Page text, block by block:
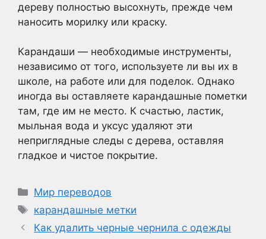
дереву полностью высохнуть, прежде чем
наносить морилку или краску.
Карандаши — необходимые инструменты,
независимо от того, используете ли вы их в
школе, на работе или для поделок. Однако
иногда вы оставляете карандашные пометки
там, где им не место. К счастью, ластик,
мыльная вода и уксус удаляют эти
неприглядные следы с дерева, оставляя
гладкое и чистое покрытие.
Рубрики
Мир переводов
Метки
карандашные метки
Как удалить черные чернила с одежды